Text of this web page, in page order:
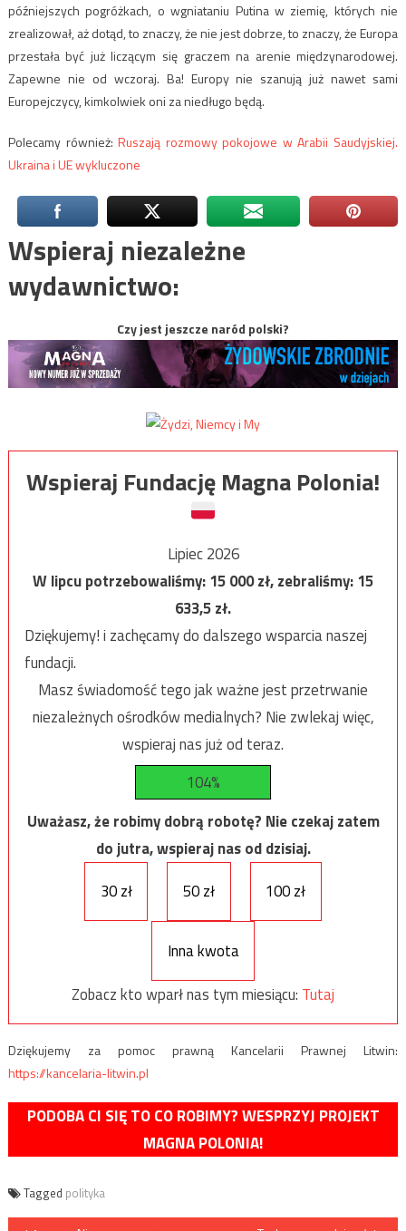
późniejszych pogróżkach, o wgniataniu Putina w ziemię, których nie
zrealizował, aż dotąd, to znaczy, że nie jest dobrze, to znaczy, że Europa
przestała być już liczącym się graczem na arenie międzynarodowej.
Zapewne nie od wczoraj. Ba! Europy nie szanują już nawet sami
Europejczycy, kimkolwiek oni za niedługo będą.
Polecamy również:Ruszają rozmowy pokojowe w Arabii Saudyjskiej.
Ukraina i UE wykluczone
Wspieraj niezależne
wydawnictwo:
Czy jest jeszcze naród polski?
Wspieraj Fundację Magna Polonia!
Lipiec 2026
W lipcu potrzebowaliśmy:15 000zł, zebraliśmy:15
633,5zł.
Dziękujemy! i zachęcamy do dalszego wsparcia naszej
fundacji.
Masz świadomość tego jak ważne jest przetrwanie
niezależnych ośrodków medialnych? Nie zwlekaj więc,
wspieraj nas już od teraz.
104%
Uważasz, że robimy dobrą robotę? Nie czekaj zatem
do jutra, wspieraj nas od dzisiaj.
30 zł
50 zł 100 zł
Inna kwota
Zobacz kto wparł nas tym miesiącu: Tutaj
Dziękujemy za pomoc prawną Kancelarii Prawnej Litwin:
https://kancelaria-litwin.pl
PODOBA CI SIĘ TO CO ROBIMY? WESPRZYJ PROJEKT
MAGNA POLONIA!
Tagged polityka